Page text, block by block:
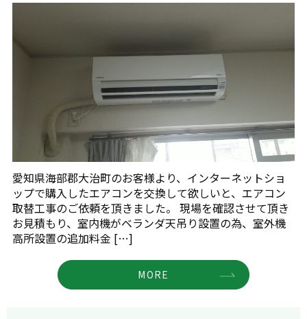
愛知県海部郡大治町のお客様より、インターネットショ
ップで購入したエアコンを交換して欲しいと、エアコン
取替工事のご依頼を頂きました。 現場を確認させて頂き
お見積もり、室内機がベランダ天吊り設置の為、室外機
高所設置の追加料金 […]
MORE